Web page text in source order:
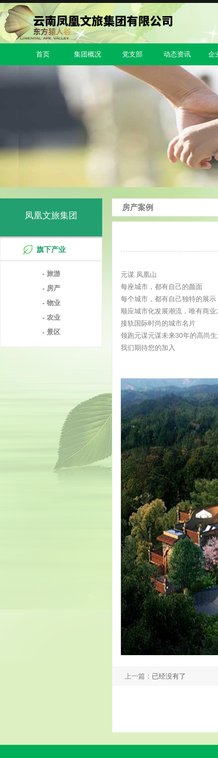
首页 集团概况 党支部 动态资讯 企
凤凰文旅集团
旗下产业
- 旅游
- 房产
- 物业
- 农业
- 景区
房产案例
元谋.凤凰山
每座城市，都有自己的颜面
每个城市，都有自己独特的展示
顺应城市化发展潮流，唯有商
接轨国际时尚的城市名片
领跑元谋元谋未来30年的高尚
我们期待您的加入
上一篇： 已经没有了